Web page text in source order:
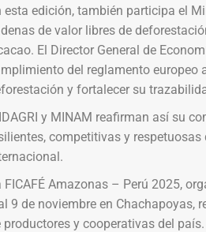
esta edición, también participa el
de valor libres de
El Director General de
del reglamento europeo
y fortalecer su
y MINAM reafirman así su
competitivas y
FICAFÉ Amazonas – Perú 2025,
9 de noviembre en Chachapoyas,
productores y cooperativas del país.